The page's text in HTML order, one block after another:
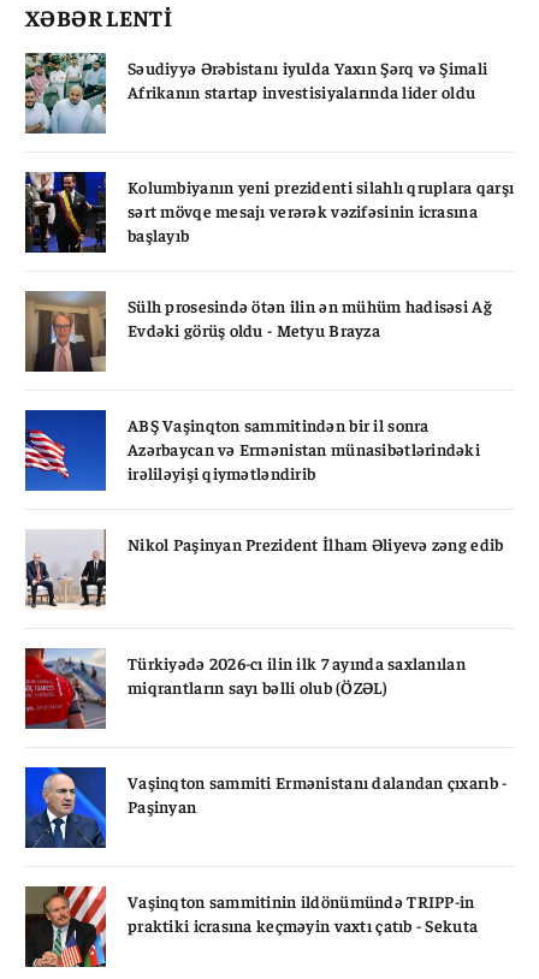
XƏBƏR LENTİ
Səudiyyə Ərəbistanı iyulda Yaxın Şərq və Şimali
Afrikanın startap investisiyalarında lider oldu
Kolumbiyanın yeni prezidenti silahlı qruplara qarşı
sərt mövqe mesajı verərək vəzifəsinin icrasına
başlayıb
Sülh prosesində ötən ilin ən mühüm hadisəsi Ağ
Evdəki görüş oldu - Metyu Brayza
ABŞ Vaşinqton sammitindən bir il sonra
Azərbaycan və Ermənistan münasibətlərindəki
irəliləyişi qiymətləndirib
Nikol Paşinyan Prezident İlham Əliyevə zəng edib
Türkiyədə 2026-cı ilin ilk 7 ayında saxlanılan
miqrantların sayı bəlli olub (ÖZƏL)
Vaşinqton sammiti Ermənistanı dalandan çıxarıb -
Paşinyan
Vaşinqton sammitinin ildönümündə TRIPP-in
praktiki icrasına keçməyin vaxtı çatıb - Sekuta